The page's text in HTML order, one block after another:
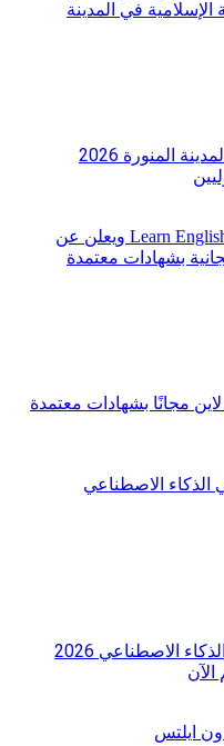
منحة الجامعة الإسلامية في المدينة المنورة 2026
بشهادات معتمدة
أفضل 10 دورات مجانية في الذكاء الاصطناعي 2026